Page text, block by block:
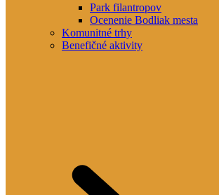
Park filantropov
Ocenenie Bodliak mesta
Komunitné trhy
Benefičné aktivity